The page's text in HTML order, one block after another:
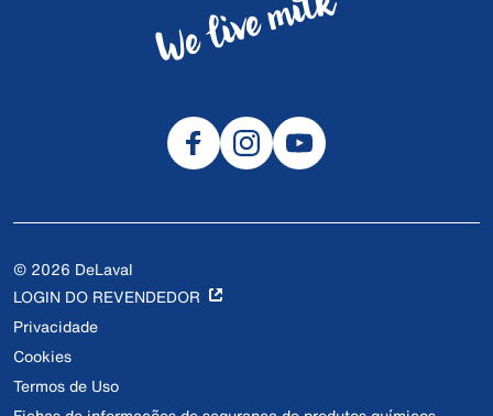
© 2026 DeLaval
LOGIN DO REVENDEDOR
Privacidade
Cookies
Termos de Uso